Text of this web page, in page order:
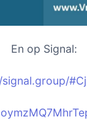
En op Signal: